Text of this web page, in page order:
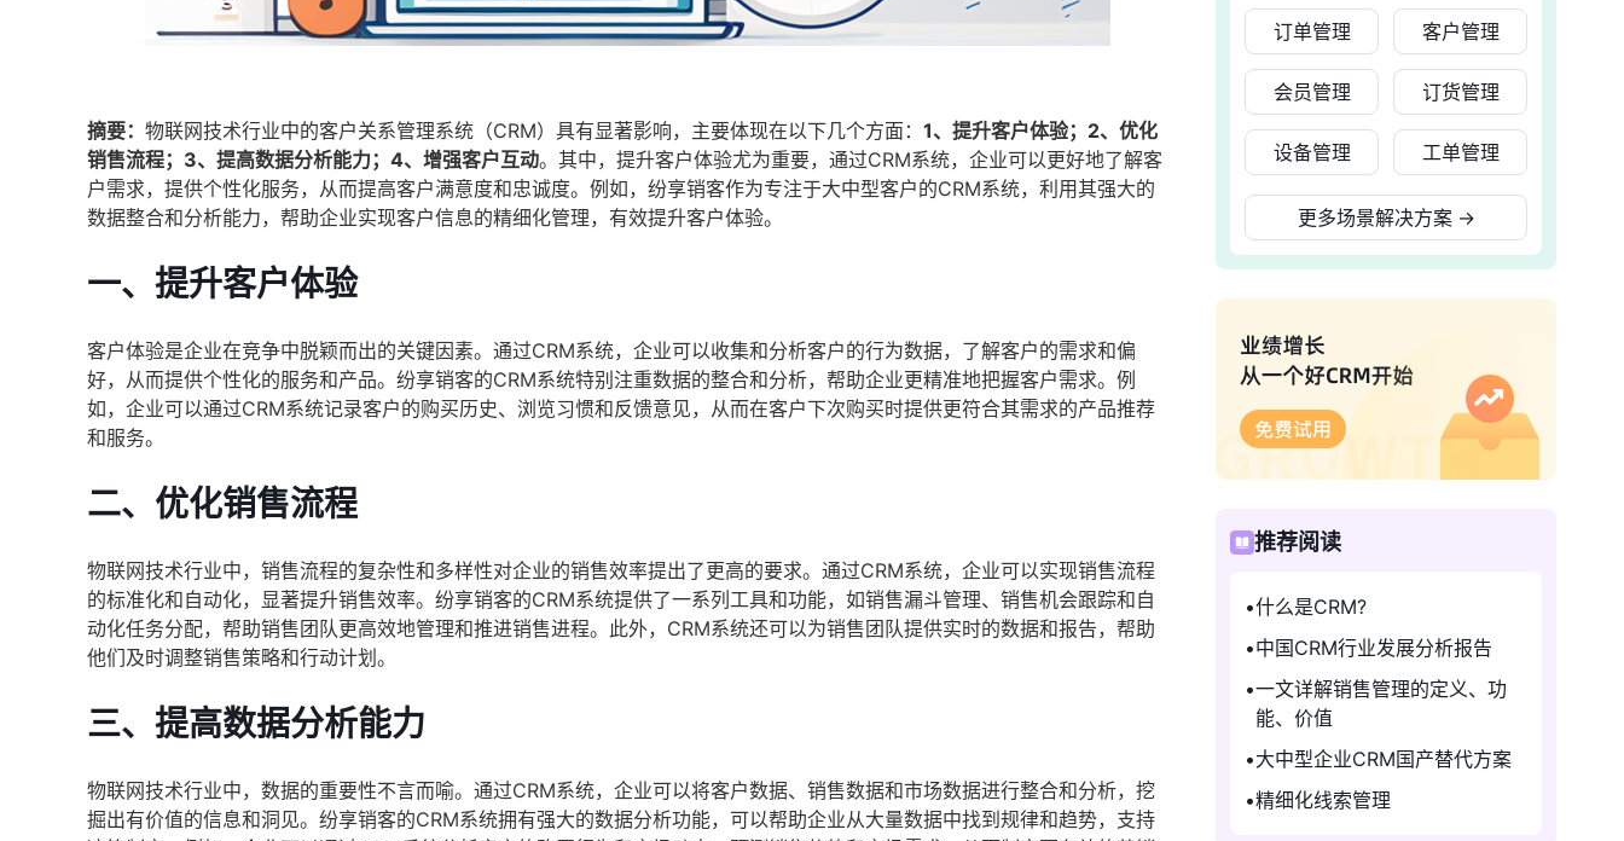
摘要： 物联网技术行业中的客户关系管理系统（CRM）具有显著影响，主要体现在以下几个方面： 1、提升客户体验；2、优化
销售流程；3、提高数据分析能力；4、增强客户互动。其中，提升客户体验尤为重要，通过CRM系统，企业可以更好地了解客
户需求，提供个性化服务，从而提高客户满意度和忠诚度。例如，纷享销客作为专注于大中型客户的CRM系统，利用其强大的
数据整合和分析能力，帮助企业实现客户信息的精细化管理，有效提升客户体验。
一、提升客户体验
客户体验是企业在竞争中脱颖而出的关键因素。通过CRM系统，企业可以收集和分析客户的行为数据，了解客户的需求和偏
好，从而提供个性化的服务和产品。纷享销客的CRM系统特别注重数据的整合和分析，帮助企业更精准地把握客户需求。例
如，企业可以通过CRM系统记录客户的购买历史、浏览习惯和反馈意见，从而在客户下次购买时提供更符合其需求的产品推荐
和服务。
二、优化销售流程
物联网技术行业中，销售流程的复杂性和多样性对企业的销售效率提出了更高的要求。通过CRM系统，企业可以实现销售流程
的标准化和自动化，显著提升销售效率。纷享销客的CRM系统提供了一系列工具和功能，如销售漏斗管理、销售机会跟踪和自
动化任务分配，帮助销售团队更高效地管理和推进销售进程。此外，CRM系统还可以为销售团队提供实时的数据和报告，帮助
他们及时调整销售策略和行动计划。
三、提高数据分析能力
物联网技术行业中，数据的重要性不言而喻。通过CRM系统，企业可以将客户数据、销售数据和市场数据进行整合和分析，挖
掘出有价值的信息和洞见。纷享销客的CRM系统拥有强大的数据分析功能，可以帮助企业从大量数据中找到规律和趋势，支持
订单管理 客户管理
会员管理 订货管理
设备管理 工单管理
更多场景解决方案 →
推荐阅读
什么是CRM?
中国CRM行业发展分析报告
一文详解销售管理的定义、功
能、价值
大中型企业CRM国产替代方案
精细化线索管理